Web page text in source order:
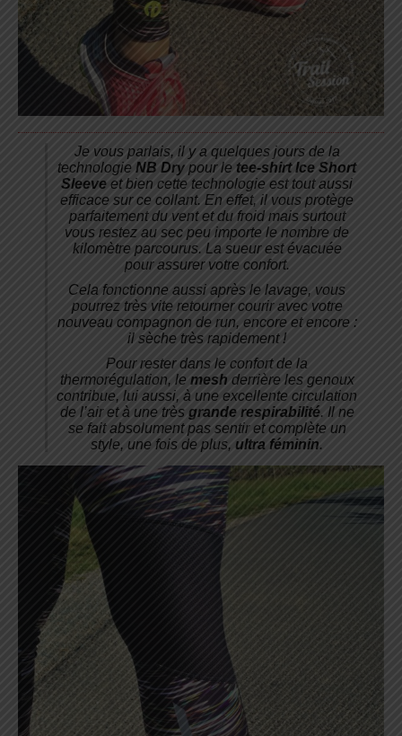
Je vous parlais, il y a quelques jours de la
technologie NB Dry pour le tee-shirt Ice Short
Sleeve et bien cette technologie est tout aussi
efficace sur ce collant. En effet, il vous protège
parfaitement du vent et du froid mais surtout
vous restez au sec peu importe le nombre de
kilomètre parcourus. La sueur est évacuée
pour assurer votre confort.
Cela fonctionne aussi après le lavage, vous
pourrez très vite retourner courir avec votre
nouveau compagnon de run, encore et encore :
il sèche très rapidement !
Pour rester dans le confort de la
thermorégulation, le mesh derrière les genoux
contribue, lui aussi, à une excellente circulation
de l’air et à une très grande respirabilité. Il ne
se fait absolument pas sentir et complète un
style, une fois de plus, ultra féminin.